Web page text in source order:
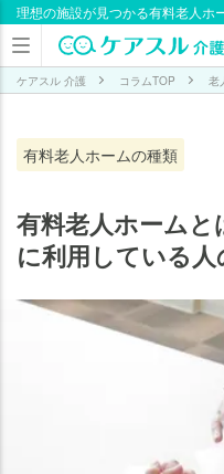
理想の施設が見つかる有料老人ホ
ケアスル 介護 コラムTOP 老
有料老人ホームの種類
有料老人ホーム
に利用している
有
料
人
ホ
ム
と
は
有料